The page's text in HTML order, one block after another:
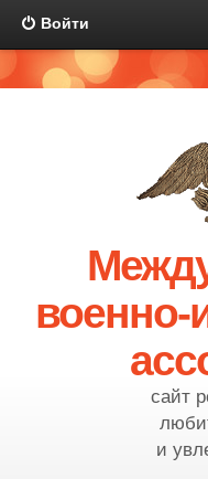
Войти
военно-
сайт
и